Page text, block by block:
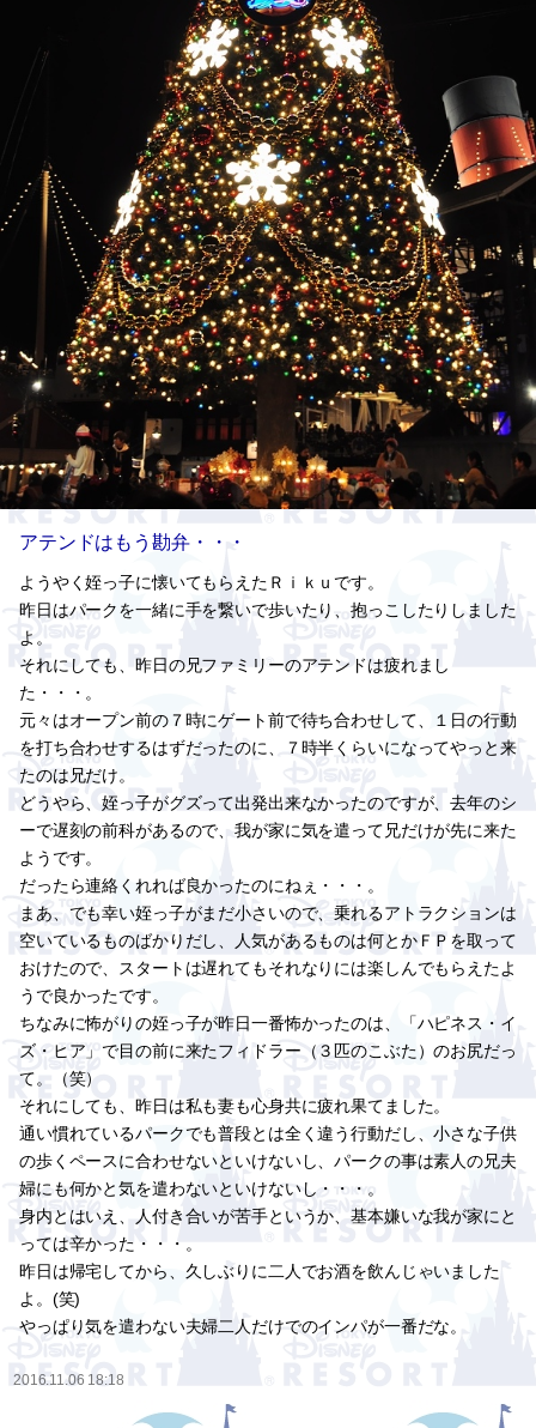
アテンドはもう勘弁・・・
ようやく姪っ子に懐いてもらえたＲｉｋｕです。
昨日はパークを一緒に手を繋いで歩いたり、抱っこしたりしました
よ。
それにしても、昨日の兄ファミリーのアテンドは疲れまし
た・・・。
元々はオープン前の７時にゲート前で待ち合わせして、１日の行動
を打ち合わせするはずだったのに、７時半くらいになってやっと来
たのは兄だけ。
どうやら、姪っ子がグズって出発出来なかったのですが、去年のシ
ーで遅刻の前科があるので、我が家に気を遣って兄だけが先に来た
ようです。
だったら連絡くれれば良かったのにねぇ・・・。
まあ、でも幸い姪っ子がまだ小さいので、乗れるアトラクションは
空いているものばかりだし、人気があるものは何とかＦＰを取って
おけたので、スタートは遅れてもそれなりには楽しんでもらえたよ
うで良かったです。
ちなみに怖がりの姪っ子が昨日一番怖かったのは、「ハピネス・イ
ズ・ヒア」で目の前に来たフィドラー（３匹のこぶた）のお尻だっ
て。（笑）
それにしても、昨日は私も妻も心身共に疲れ果てました。
通い慣れているパークでも普段とは全く違う行動だし、小さな子供
の歩くペースに合わせないといけないし、パークの事は素人の兄夫
婦にも何かと気を遣わないといけないし・・・。
身内とはいえ、人付き合いが苦手というか、基本嫌いな我が家にと
っては辛かった・・・。
昨日は帰宅してから、久しぶりに二人でお酒を飲んじゃいました
よ。(笑)
やっぱり気を遣わない夫婦二人だけでのインパが一番だな。
2016.11.06 18:18